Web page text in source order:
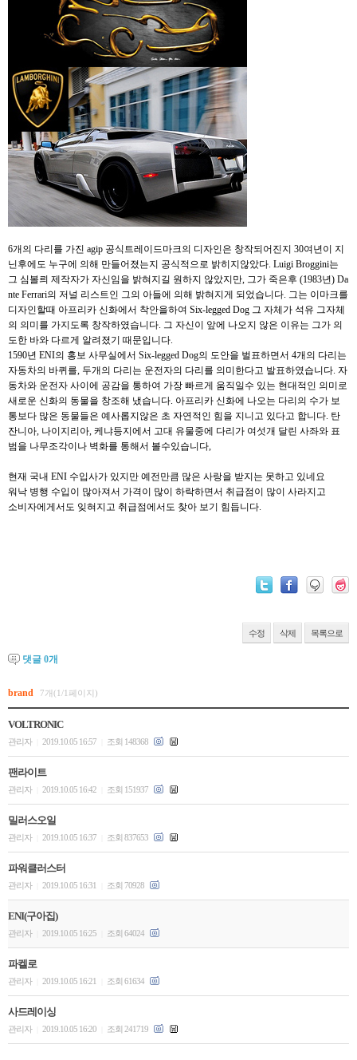
6개의 다리를 가진 agip 공식트레이드마크의 디자인은 창작되어진지 30여년이 지
닌후에도 누구에 의해 만들어졌는지 공식적으로 밝히지않았다. Luigi Broggini는
그 심볼릐 제작자가 자신임을 밝혀지길 원하지 않았지만, 그가 죽은후 (1983년) Da
nte Ferrari의 저널 리스트인 그의 아들에 의해 밝혀지게 되었습니다. 그는 이마크를
디자인할때 아프리카 신화에서 착안을하여 Six-legged Dog 그 자체가 석유 그자체
의 의미를 가지도록 창작하였습니다. 그 자신이 앞에 나오지 않은 이유는 그가 의
도한 바와 다르게 알려졌기 때문입니다.
1590년 ENI의 홍보 사무실에서 Six-legged Dog의 도안을 벌표하면서 4개의 다리는
자동차의 바퀴를, 두개의 다리는 운전자의 다리를 의미한다고 발표하였습니다. 자
동차와 운전자 사이에 공감을 통하여 가장 빠르게 움직일수 있는 현대적인 의미로
새로운 신화의 동물을 창조해 냈습니다. 아프리카 신화에 나오는 다리의 수가 보
통보다 많은 동물들은 예사롭지않은 초 자연적인 힘을 지니고 있다고 합니다. 탄
잔니아, 나이지리아, 케냐등지에서 고대 유물중에 다리가 여섯개 달린 사좌와 표
범을 나무조각이나 벽화를 통해서 볼수있습니다,
현재 국내 ENI 수입사가 있지만 예전만큼 많은 사랑을 받지는 못하고 있네요
워낙 병행 수입이 많아져서 가격이 많이 하락하면서 취급점이 많이 사라지고
소비자에게서도 잊혀지고 취급점에서도 찾아 보기 힘듭니다.
수정 삭제 목록으로
댓글 0개
brand 7개(1/1페이지)
VOLTRONIC
관리자 2019.10.05 16:57 조회 148368
팬라이트
관리자 2019.10.05 16:42 조회 151937
밀러스오일
관리자 2019.10.05 16:37 조회 837653
파워클러스터
관리자 2019.10.05 16:31 조회 70928
ENI(구아집)
관리자 2019.10.05 16:25 조회 64024
파켈로
관리자 2019.10.05 16:21 조회 61634
사드레이싱
관리자 2019.10.05 16:20 조회 241719